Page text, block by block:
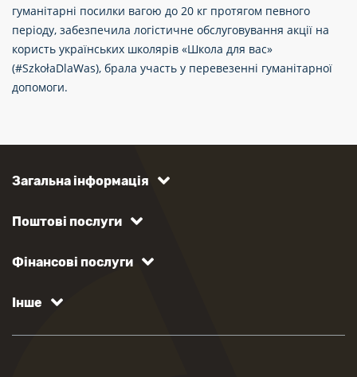
гуманітарні посилки вагою до 20 кг протягом певного
періоду, забезпечила логістичне обслуговування акції на
користь українських школярів «Школа для вас»
(#SzkołaDlaWas), брала участь у перевезенні гуманітарної
допомоги.
Загальна інформація
Поштові послуги
Фінансові послуги
Інше